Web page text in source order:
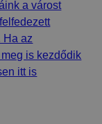
a várost
Ha az
is kezdődik
itt is